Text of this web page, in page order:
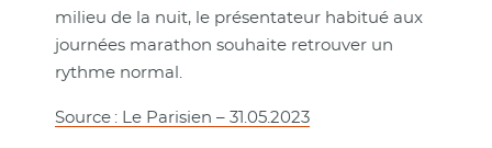
milieu de la nuit, le présentateur habitué aux
journées marathon souhaite retrouver un
rythme normal.
Source : Le Parisien – 31.05.2023